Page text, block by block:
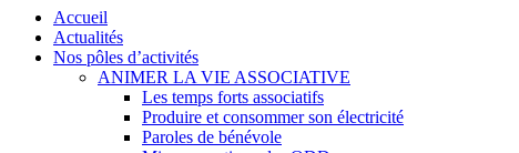
search
Menu
Accueil
Actualités
Nos pôles d’activités
ANIMER LA VIE ASSOCIATIVE
Les temps forts associatifs
Produire et consommer son électricité
Paroles de bénévole